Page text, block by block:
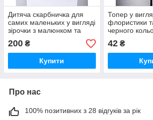
Дитяча скарбничка для
самих маленьких у вигляді
зірочки з малюнком та
написом
200 ₴
Купити
Топер у
флористики
черного
42₴
Про нас
100% позитивних з 28 відгуків за рік